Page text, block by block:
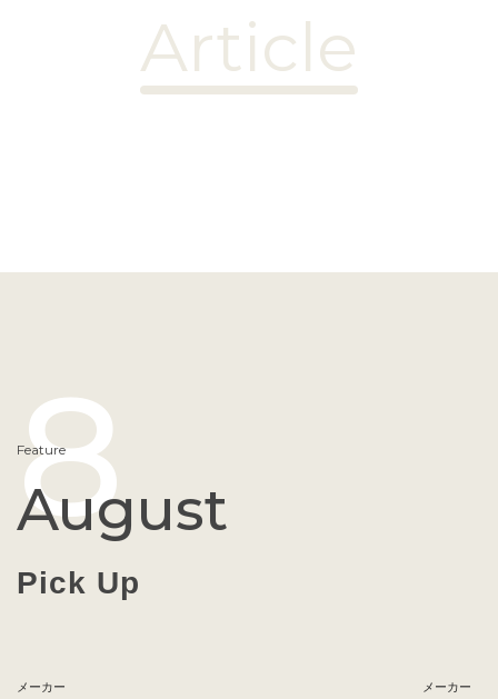
Article
Feature
8
August
Pick Up
メーカー メーカー